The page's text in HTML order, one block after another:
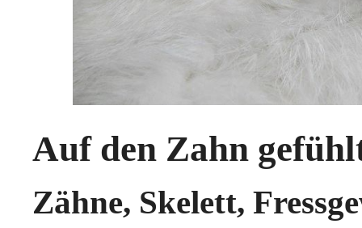
Auf den Zahn
Zähne, Skelett,